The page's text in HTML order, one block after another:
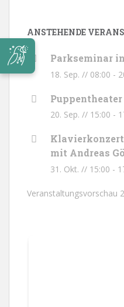
ANSTEHENDE
Parkseminar
18. Sep. // 08:00 -
20. Sep. // 15:00 -
mit Andreas
31. Okt. // 15:00 -
Veranstaltungsvorschau